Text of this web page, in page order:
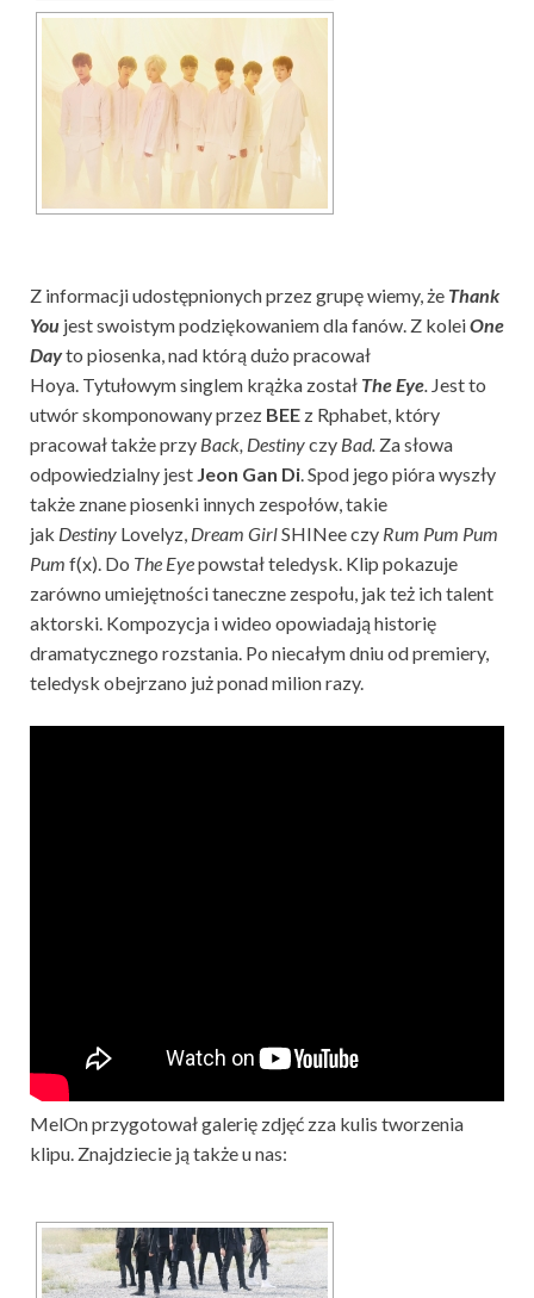
Z informacji udostępnionych przez grupę wiemy, że Thank
You jest swoistym podziękowaniem dla fanów. Z koleiOne
Dayto piosenka, nad którą dużo pracował
Hoya. Tytułowym singlem krążka został The Eye. Jest to
utwór skomponowany przez BEE z Rphabet, który
pracował także przy Back, Destinyczy Bad. Za słowa
odpowiedzialny jest Jeon Gan Di. Spod jego pióra wyszły
także znane piosenki innych zespołów, takie
jak Destiny Lovelyz, Dream GirlSHINee czy Rum Pum Pum
Pum f(x). Do The Eyepowstał teledysk. Klip pokazuje
zarówno umiejętności taneczne zespołu, jak też ich talent
aktorski. Kompozycja i wideo opowiadają historię
dramatycznego rozstania. Po niecałym dniu od premiery,
teledysk obejrzano już ponad milion razy.
MelOn przygotował galerię zdjęć zza kulis tworzenia
klipu. Znajdziecie ją także u nas: